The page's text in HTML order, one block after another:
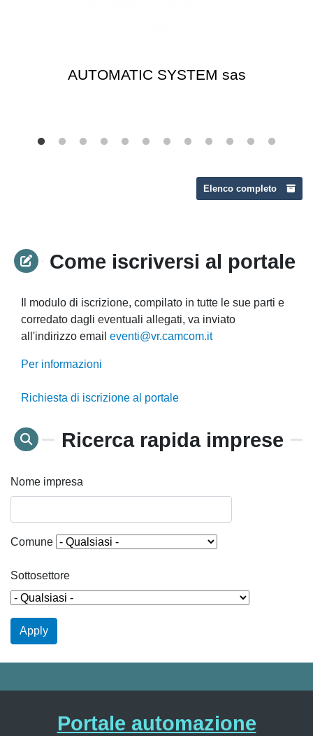
AUTOMATIC SYSTEM sas
Elenco completo
Come iscriversi al portale
Il modulo di iscrizione, compilato in tutte le sue parti e
corredato dagli eventuali allegati, va inviato
all'indirizzo email eventi@vr.camcom.it
Per informazioni
Richiesta di iscrizione al portale
Ricerca rapida imprese
Nome impresa
Comune
Sottosettore
Apply
Portale automazione